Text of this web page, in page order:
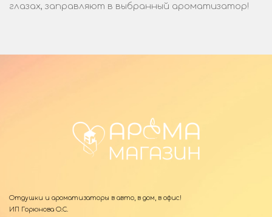
глазах, заправляют в выбранный ароматизатор!
Отдушки и ароматизаторы в авто, в дом, в офис!
ИП Горюнова О.С.